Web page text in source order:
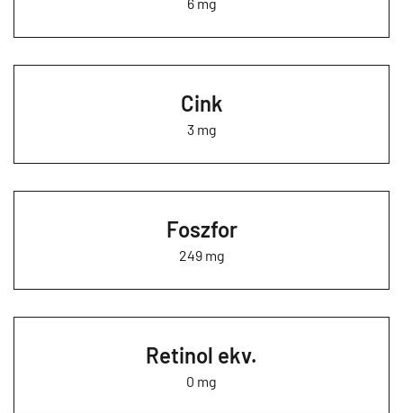
Cink
3 mg
Foszfor
249 mg
Retinol ekv.
0 mg